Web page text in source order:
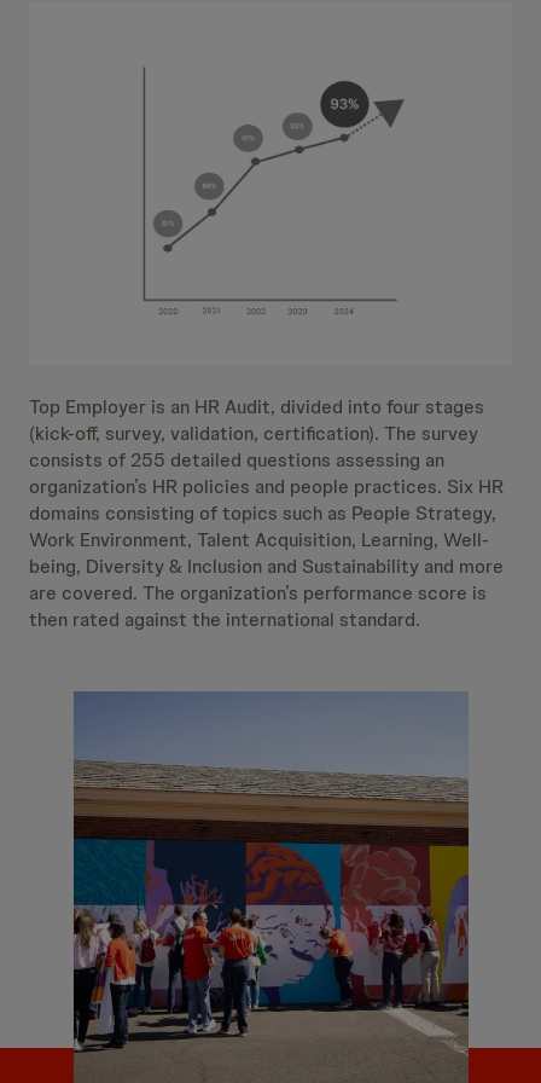
Top Employer is an HR Audit, divided into four stages
(kick-off, survey, validation, certification). The survey
consists of 255 detailed questions assessing an
organization’s HR policies and people practices. Six HR
domains consisting of topics such as People Strategy,
Work Environment, Talent Acquisition, Learning, Well-
being, Diversity & Inclusion and Sustainability and more
are covered. The organization’s performance score is
then rated against the international standard.